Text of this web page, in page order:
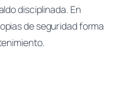
disciplinada. En
de seguridad forma